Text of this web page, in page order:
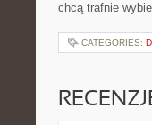
chcą trafnie
CATEGORIES: